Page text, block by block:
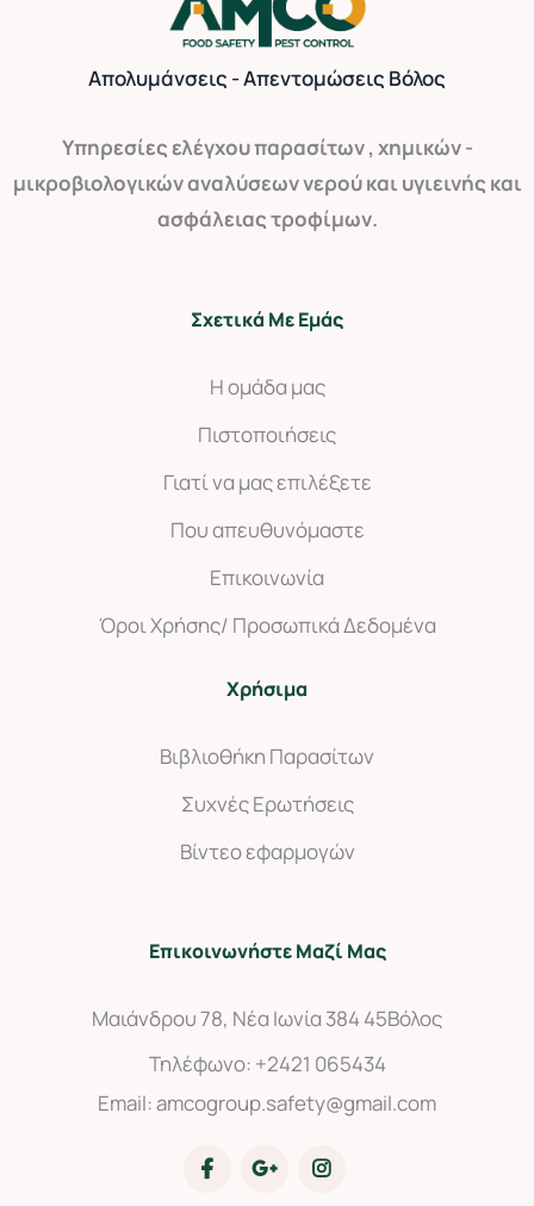
Απολυμάνσεις - Απεντομώσεις Βόλος
Yπηρεσίες ελέγχου παρασίτων , χημικών -
μικροβιολογικών αναλύσεων νερού και υγιεινής και
ασφάλειας τροφίμων.
Σχετικά Με Εμάς
Η ομάδα μας
Πιστοποιήσεις
Γιατί να μας επιλέξετε
Που απευθυνόμαστε
Επικοινωνία
Όροι Χρήσης/ Προσωπικά Δεδομένα
Χρήσιμα
Βιβλιοθήκη Παρασίτων
Συχνές Ερωτήσεις
Βίντεο εφαρμογών
Επικοινωνήστε Μαζί Μας
Μαιάνδρου 78, Νέα Ιωνία 384 45Βόλος
Τηλέφωνο: +2421 065434
Email:amcogroup.safety@gmail.com